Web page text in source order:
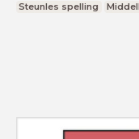
Steunles spelling